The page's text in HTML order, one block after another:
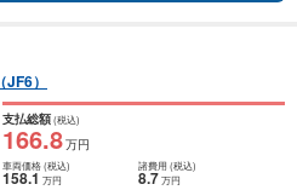
（JF6）
支払総額(税込)
166.8万円
車両価格(税込)
158.1万円
諸費用 (税込)
8.7 万円